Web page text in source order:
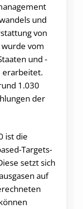
und
von
vom
und -
erarbeitet.
1.030
der
ist die
Targets-
setzt sich
auf